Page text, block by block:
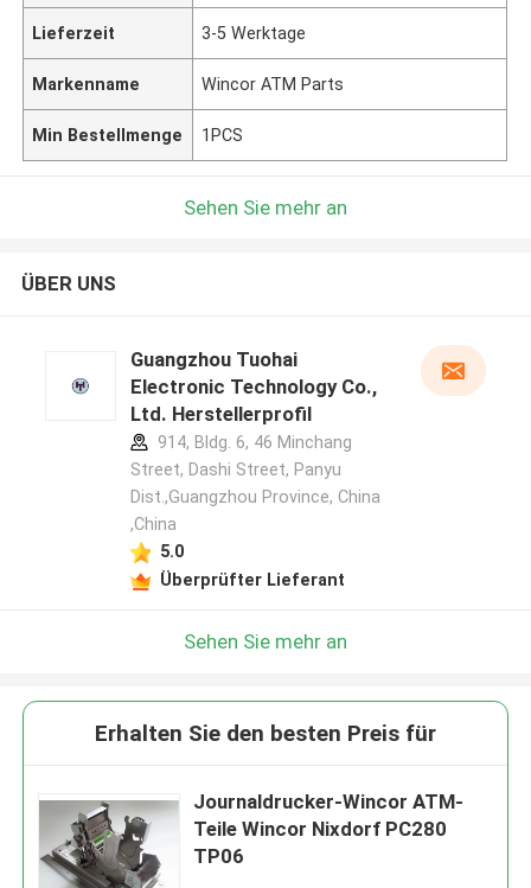
Lieferzeit 3-5 Werktage
Markenname Wincor ATM Parts
Min Bestellmenge 1PCS
Sehen Sie mehr an
ÜBER UNS
Guangzhou Tuohai
Electronic Technology Co.,
Ltd. Herstellerprofil
914, Bldg. 6, 46 Minchang
Street, Dashi Street, Panyu
Dist.,Guangzhou Province, China
,China
5.0
Überprüfter Lieferant
Sehen Sie mehr an
Erhalten Sie den besten Preis für
Journaldrucker-Wincor ATM-
Teile Wincor Nixdorf PC280
TP06